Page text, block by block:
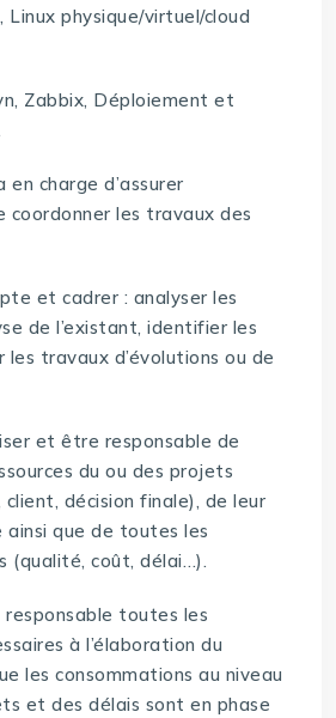
Linux physique/virtuel/cloud
Zabbix, Déploiement et
en charge d’assurer
coordonner les travaux des
et cadrer : analyser les
de l’existant, identifier les
travaux d’évolutions ou de
et être responsable de
du ou des projets
client, décision finale), de leur
ainsi que de toutes les
(qualité, coût, délai…).
toutes les
à l’élaboration du
les consommations au niveau
et des délais sont en phase